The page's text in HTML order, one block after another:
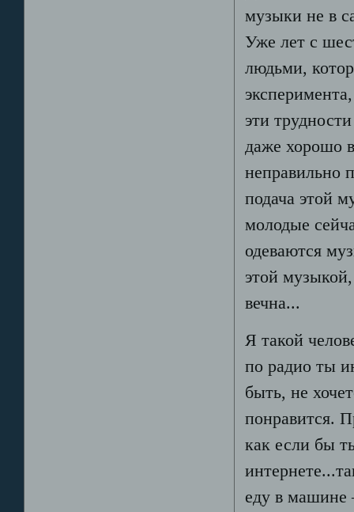
музыки не в
Уже лет с
людьми,
эти
даже хорошо
неправильно
подача этой
молодые
одеваются
этой
вечна...
Я такой
по радио ты
быть, не
понравится.
как если бы
еду в машине